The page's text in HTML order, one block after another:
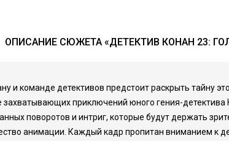
ОПИСАНИЕ СЮЖЕТА «ДЕТЕКТИВ КОНАН 23:
и команде детективов предстоит раскрыть тайну
приключений юного гения-
поворотов и интриг, которые будут держать
анимации. Каждый кадр пропитан вниманием к